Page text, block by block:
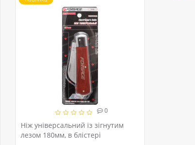
0
Ніж універсальний із зігнутим
лезом 180мм, в блістері